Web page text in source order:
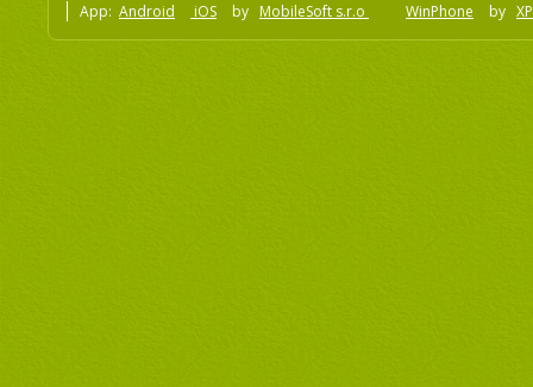
App: Android iOS by MobileSoft s.r.o WinPhone by